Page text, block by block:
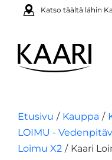
Katso täältä lähin
Etusivu Kauppa
LOIMU -
Loimu X2
Kaari